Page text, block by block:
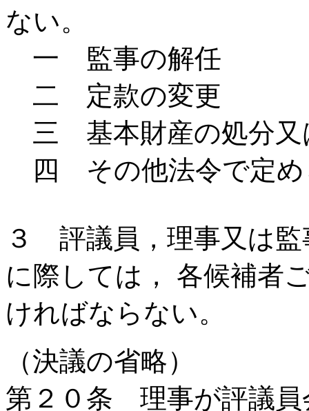
ない。
一 監事の解任
二 定款の変更
三 基本財産の処分又
四 その他法令で定め
３ 評議員，理事又は監
に際しては， 各候補者
ければならない。
（決議の省略）
第２０条 理事が評議員